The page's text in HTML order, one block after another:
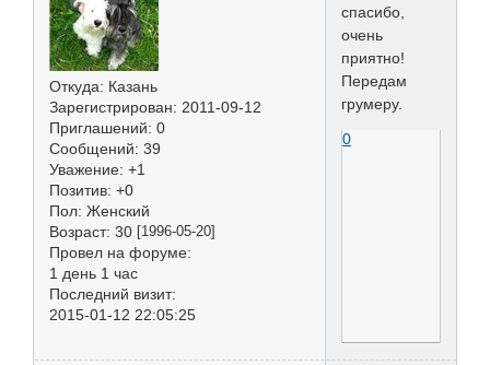
Откуда: Казань
Зарегистрирован: 2011-09-12
Приглашений: 0
Сообщений: 39
Уважение: +1
Позитив: +0
Пол: Женский
Возраст: 30 [1996-05-20]
Провел на форуме:
1 день 1 час
Последний визит:
2015-01-12 22:05:25
спасибо,
очень
приятно!
Передам
грумеру.
0